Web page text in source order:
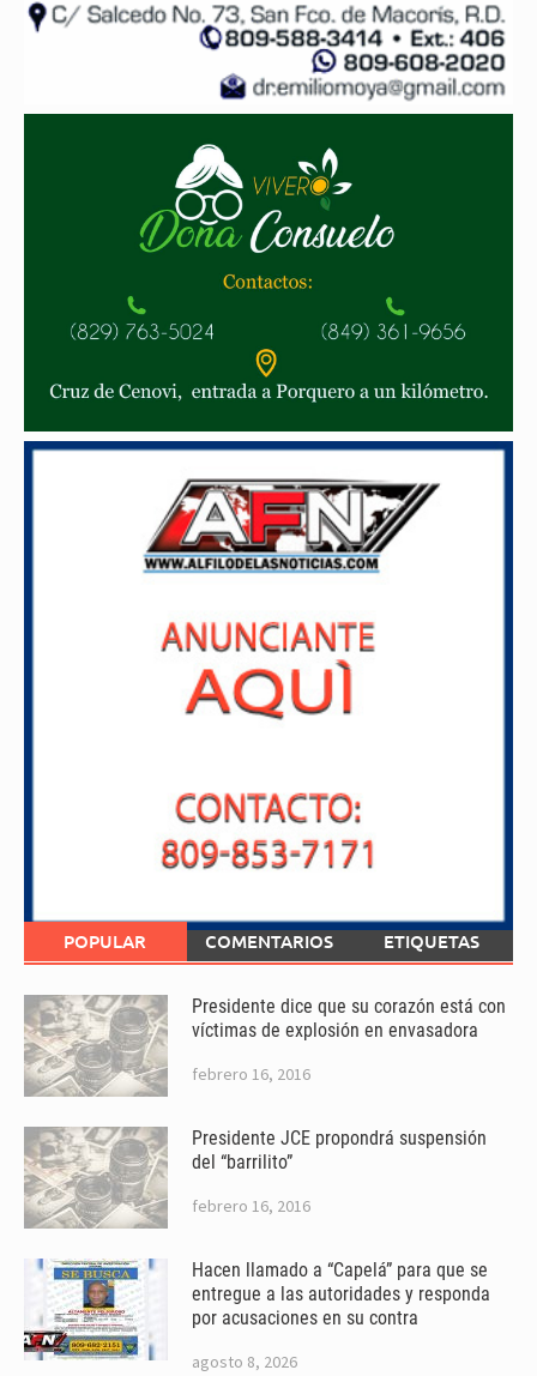
POPULAR COMENTARIOS ETIQUETAS
Presidente dice que su corazón está con
víctimas de explosión en envasadora
febrero 16, 2016
Presidente JCE propondrá suspensión
del “barrilito”
febrero 16, 2016
Hacen llamado a “Capelá” para que se
entregue a las autoridades y responda
por acusaciones en su contra
agosto 8, 2026